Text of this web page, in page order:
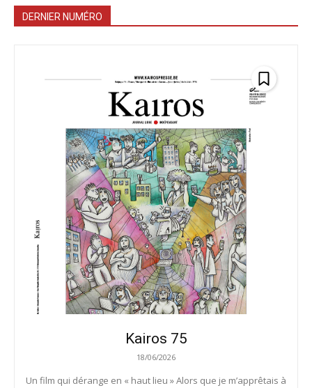
DERNIER NUMÉRO
Kairos 75
18/06/2026
Un film qui dérange en « haut lieu » Alors que je m’apprêtais à